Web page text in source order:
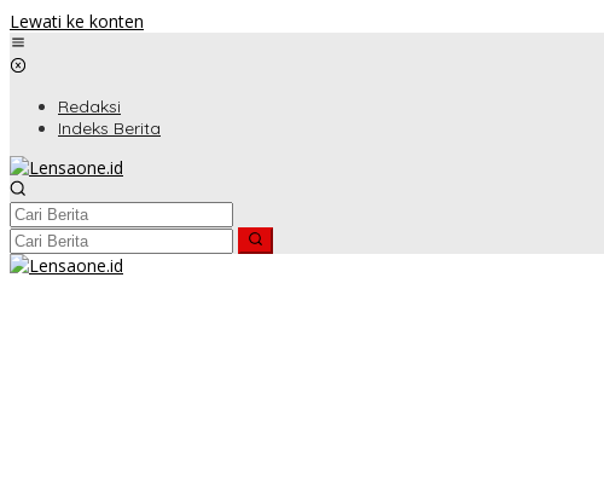
Lewati ke konten
Redaksi
Indeks Berita